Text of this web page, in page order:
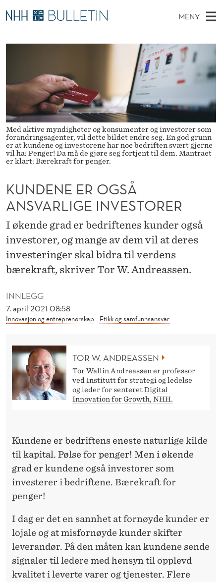
K
U
N
E
N
E
E
R
G
S
Å
A
N
V
A
MENY
O
D
M
E
N
Y
Ø
T
S
D
E
T
Stipendiater og nye forskerprofiler
Disputaser
Ekspertutvalg
Om Bulletin
Med aktive myndigheter og konsumenter og investorer som
forandringsagenter, vil dette bildet endre seg. En god grunn
er at kundene og investorene har noe bedriften svært gjerne
vil ha: Penger! Da må de gjøre seg fortjent til dem. Mantraet
er klart: Bærekraft for penger.
INNLEGG
7. april 2021 08:58
Innovasjon og entreprenørskap Etikk og samfunnsansvar
KUNDENE ER OGSÅ
ANSVARLIGE INVESTORER
I økende grad er bedriftenes kunder også
investorer, og mange av dem vil at deres
investeringer skal bidra til verdens
bærekraft, skriver Tor W. Andreassen.
TOR W. ANDREASSEN
Tor Wallin Andreassen er professor
ved Institutt for strategi og ledelse
og leder for senteretDigital
Innovation for Growth, NHH.
Kundene er bedriftens eneste naturlige kilde
til kapital. Pølse for penger! Men i økende
grad er kundene også investorer som
investerer i bedriftene. Bærekraft for
penger!
I dag er det en sannhet at fornøyde kunder er
lojale og at misfornøyde kunder skifter
leverandør. På den måten kan kundene sende
signaler til ledere med hensyn til opplevd
kvalitet i leverte varer og tjenester. Flere